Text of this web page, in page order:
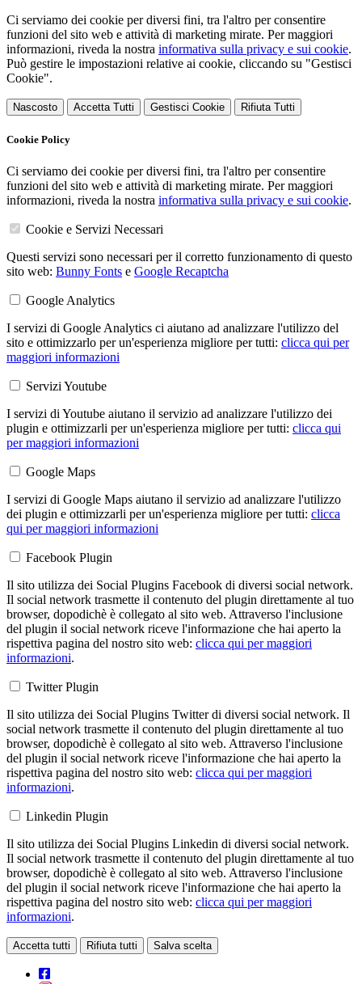
Ci serviamo dei cookie per diversi fini, tra l'altro per consentire
funzioni del sito web e attività di marketing mirate. Per maggiori
informazioni, riveda la nostra informativa sulla privacy e sui cookie.
Può gestire le impostazioni relative ai cookie, cliccando su "Gestisci
Cookie".
Nascosto Accetta Tutti Gestisci Cookie Rifiuta Tutti
Cookie Policy
Ci serviamo dei cookie per diversi fini, tra l'altro per consentire
funzioni del sito web e attività di marketing mirate. Per maggiori
informazioni, riveda la nostra informativa sulla privacy e sui cookie.
Cookie e Servizi Necessari
Questi servizi sono necessari per il corretto funzionamento di questo
sito web: Bunny Fonts e Google Recaptcha
Google Analytics
I servizi di Google Analytics ci aiutano ad analizzare l'utilizzo del
sito e ottimizzarlo per un'esperienza migliore per tutti: clicca qui per
maggiori informazioni
Servizi Youtube
I servizi di Youtube aiutano il servizio ad analizzare l'utilizzo dei
plugin e ottimizzarli per un'esperienza migliore per tutti: clicca qui
per maggiori informazioni
Google Maps
I servizi di Google Maps aiutano il servizio ad analizzare l'utilizzo
dei plugin e ottimizzarli per un'esperienza migliore per tutti: clicca
qui per maggiori informazioni
Facebook Plugin
Il sito utilizza dei Social Plugins Facebook di diversi social network.
Il social network trasmette il contenuto del plugin direttamente al tuo
browser, dopodichè è collegato al sito web. Attraverso l'inclusione
del plugin il social network riceve l'informazione che hai aperto la
rispettiva pagina del nostro sito web: clicca qui per maggiori
informazioni.
Twitter Plugin
Il sito utilizza dei Social Plugins Twitter di diversi social network. Il
social network trasmette il contenuto del plugin direttamente al tuo
browser, dopodichè è collegato al sito web. Attraverso l'inclusione
del plugin il social network riceve l'informazione che hai aperto la
rispettiva pagina del nostro sito web: clicca qui per maggiori
informazioni.
Linkedin Plugin
Il sito utilizza dei Social Plugins Linkedin di diversi social network.
Il social network trasmette il contenuto del plugin direttamente al tuo
browser, dopodichè è collegato al sito web. Attraverso l'inclusione
del plugin il social network riceve l'informazione che hai aperto la
rispettiva pagina del nostro sito web: clicca qui per maggiori
informazioni.
Accetta tutti Rifiuta tutti Salva scelta